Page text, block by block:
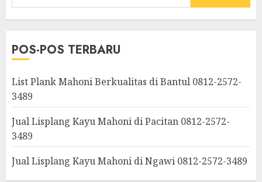
POS-POS TERBARU
List Plank Mahoni Berkualitas di Bantul 0812-2572-
3489
Jual Lisplang Kayu Mahoni di Pacitan 0812-2572-
3489
Jual Lisplang Kayu Mahoni di Ngawi 0812-2572-3489